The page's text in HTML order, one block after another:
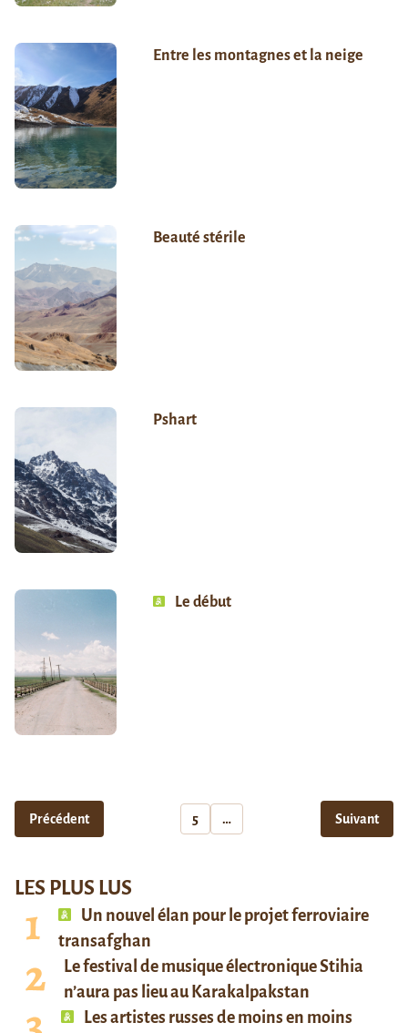
Entre les montagnes et la neige
Beauté stérile
Pshart
Le début
Précédent 5 … Suivant
LES PLUS LUS
Un nouvel élan pour le projet ferroviaire
transafghan
Le festival de musique électronique Stihia
n’aura pas lieu au Karakalpakstan
Les artistes russes de moins en moins